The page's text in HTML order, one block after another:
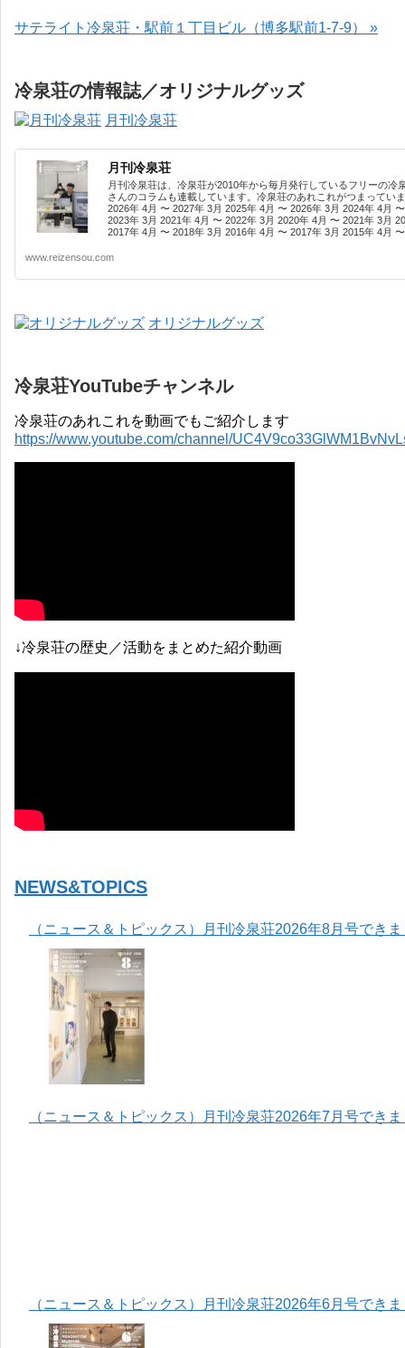
サテライト冷泉荘・駅前１丁目ビル（博多駅前1-7-9） »
冷泉荘の情報誌／オリジナルグッズ
月刊冷泉荘
月刊冷泉荘
月刊冷泉荘は、冷泉荘が2010年から毎月発行しているフリーの
さんのコラムも連載しています。冷泉荘のあれこれがつまってい
2026年 4月 〜 2027年 3月 2025年 4月 〜 2026年 3月 2024年 4月
2023年 3月 2021年 4月 〜 2022年 3月 2020年 4月 〜 2021年 3月
2017年 4月 〜 2018年 3月 2016年 4月 〜 2017年 3月 2015年 4月
www.reizensou.com
オリジナルグッズ
冷泉荘YouTubeチャンネル
冷泉荘のあれこれを動画でもご紹介します
https://www.youtube.com/channel/
↓冷泉荘の歴史／活動をまとめた紹介動画
NEWS&TOPICS
（ニュース＆トピックス）月刊冷泉荘2026年8月号でき
（ニュース＆トピックス）月刊冷泉荘2026年7月号でき
（ニュース＆トピックス）月刊冷泉荘2026年6月号でき